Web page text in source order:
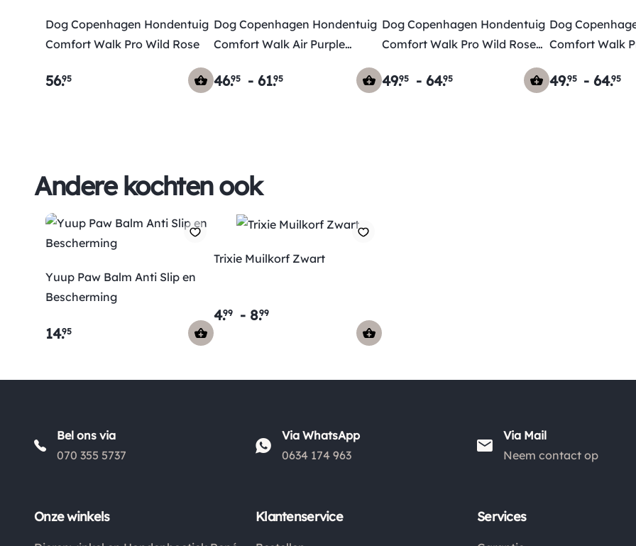
Dog Copenhagen Hondentuig
Comfort Walk Pro Wild Rose
56.95
Dog Copenhagen Hondentuig
Comfort Walk Air Purple
46.95 - 61.95
Dog Copenhagen Hondentuig
Comfort Walk Pro Wild Rose
49.95 - 64.95
Dog
Comfort Walk
49.95 -64.95
Andere kochten ook
Yuup Paw Balm Anti Slip en
Bescherming
14.95
Trixie Muilkorf Zwart
4.99 - 8.99
Bel ons via
070 355 5737
Via WhatsApp
0634 174 963
Via Mail
Neem contact op
Onze winkels Klantenservice Services